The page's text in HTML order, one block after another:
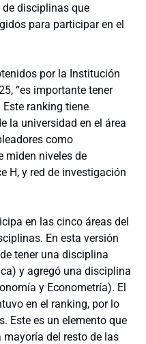
disciplinas que
para participar en el
por la Institución
“es importante tener
ranking tiene
la universidad en el área
como
miden niveles de
H, y red de investigación
en las cinco áreas del
En esta versión
tener una disciplina
y agregó una disciplina
y Econometría). El
en el ranking, por lo
Este es un elemento que
del resto de las